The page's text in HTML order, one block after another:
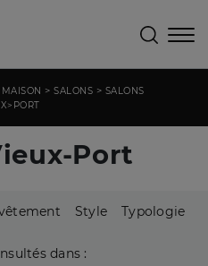
>SALONS > SALONS
Port
Style Typologie
dans :